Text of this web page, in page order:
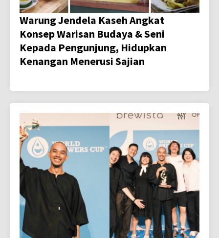
Warung Jendela Kaseh Angkat
Konsep Warisan Budaya & Seni
Kepada Pengunjung, Hidupkan
Kenangan Menerusi Sajian